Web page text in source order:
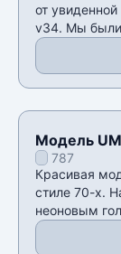
от
v34. Мы были
Модель
787
Красивая
стиле 70-х.
неоновым